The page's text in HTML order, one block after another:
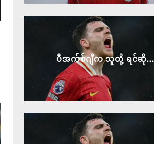
ပီအက်စ်ဂျီက သူတို့ ရင်ဆို...